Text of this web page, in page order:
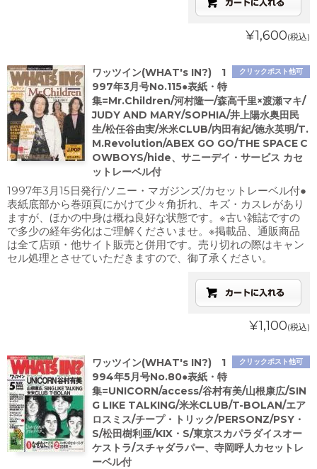
¥1,600(税込)
クリックポスト他可
ワッツイン(WHAT's IN?) 1
997年3月号No.115●表紙・特
集=Mr.Children/河村隆一/森高千里×渡瀬マキ/
JUDY AND MARY/SOPHIA/井上陽水奥田民
生/松任谷由実/米米CLUB/内田有紀/徳永英明/T.
M.Revolution/ABEX GO GO/THE SPACE C
OWBOYS/hide、サニーデイ・サービス カセ
ットレーベル付
1997年3月15日発行/ソニー・マガジンズ/カセットレーベル付●
表紙底部から巻頭頁にかけて少々角折れ、キズ・カスレがあり
ますが、ほかの中身は概ね良好な状態です。※古い雑誌ですの
で多少の経年劣化はご理解くださいませ。※掲載品、通販商品
は全て店頭・他サイト販売と併用です。売り切れの際はキャン
セル処理とさせていただきますので、御了承ください。
¥1,100(税込)
クリックポスト他可
ワッツイン(WHAT's IN?) 1
994年5月号No.80●表紙・特
集=UNICORN/access/谷村有美/山根康広/SIN
G LIKE TALKING/米米CLUB/T-BOLAN/エア
ロスミス/チープ・トリック/PERSONZ/PSY・
S/松田樹利亜/KIX・S/東京スカパラダイスオー
ケストラ/スチャダラパー、寺岡呼人カセットレ
ーベル付